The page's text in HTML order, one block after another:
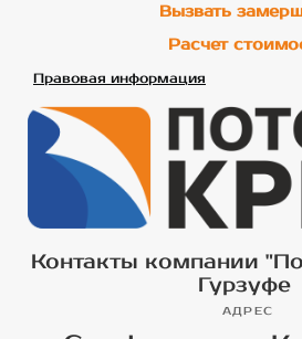
Вызвать
Расчет
Правовая информация
Контакты компании
Гурзуфе
АДРЕС